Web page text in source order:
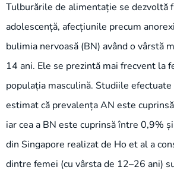
Tulburările de alimentație se dezvoltă
adolescență, afecțiunile precum
bulimia nervoasă (BN) având o vârstă
14 ani. Ele se prezintă mai frecvent la
populația masculină. Studiile
estimat că prevalența AN este
iar cea a BN este cuprinsă între 0,9%
din Singapore realizat de Ho et al a
dintre femei (cu vârsta de 12–26 ani)